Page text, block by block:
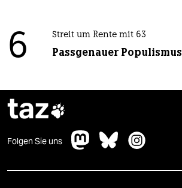
6 Streit um Rente mit 63
Passgenauer Populismus
taz
Folgen Sie uns